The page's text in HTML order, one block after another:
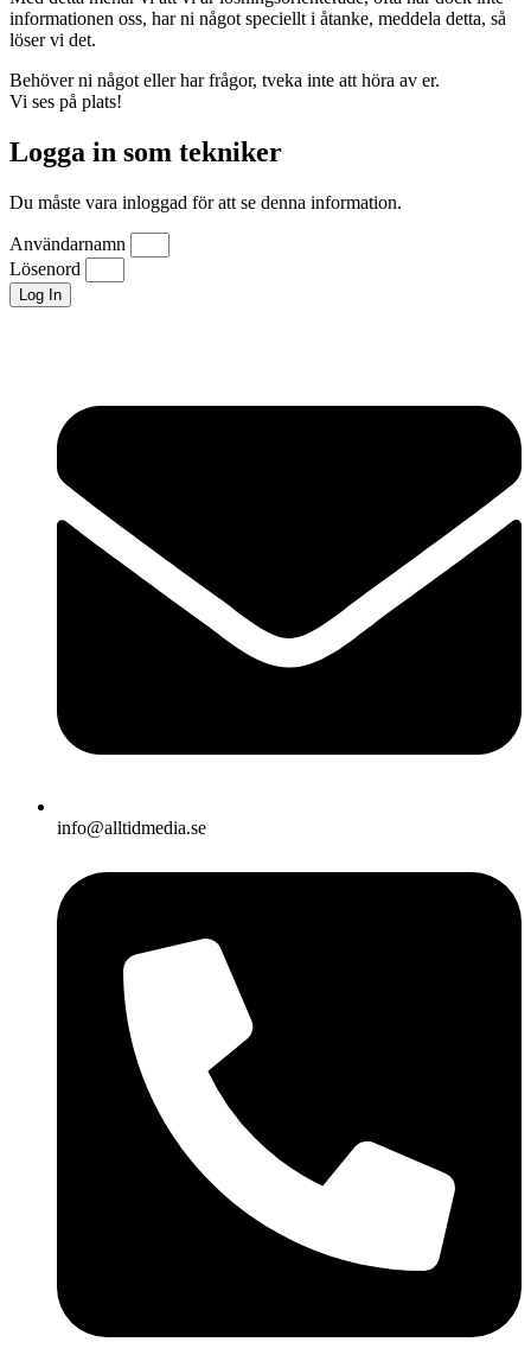
informationen oss, har ni något speciellt i åtanke, meddela detta, så
löser vi det.
Behöver ni något eller har frågor, tveka inte att höra av er.
Vi ses på plats!
Logga in som tekniker
Du måste vara inloggad för att se denna information.
Användarnamn
Lösenord
Log In
info@alltidmedia.se